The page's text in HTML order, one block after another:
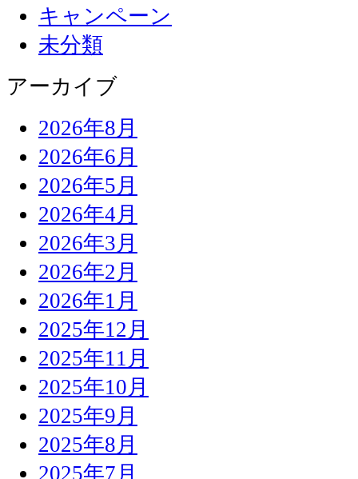
キャンペーン
未分類
アーカイブ
2026年8月
2026年6月
2026年5月
2026年4月
2026年3月
2026年2月
2026年1月
2025年12月
2025年11月
2025年10月
2025年9月
2025年8月
2025年7月